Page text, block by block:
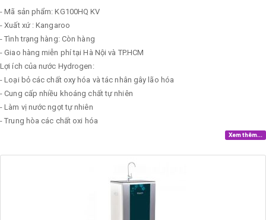
- Mã sản phẩm: KG100HQ KV
- Xuất xứ : Kangaroo
- Tình trạng hàng: Còn hàng
- Giao hàng miễn phí tại Hà Nội và TP.HCM
Lợi ích của nước Hydrogen:
- Loại bỏ các chất oxy hóa và tác nhân gây lão hóa
- Cung cấp nhiều khoáng chất tự nhiên
- Làm vị nước ngọt tự nhiên
- Trung hòa các chất oxi hóa
Xem thêm...